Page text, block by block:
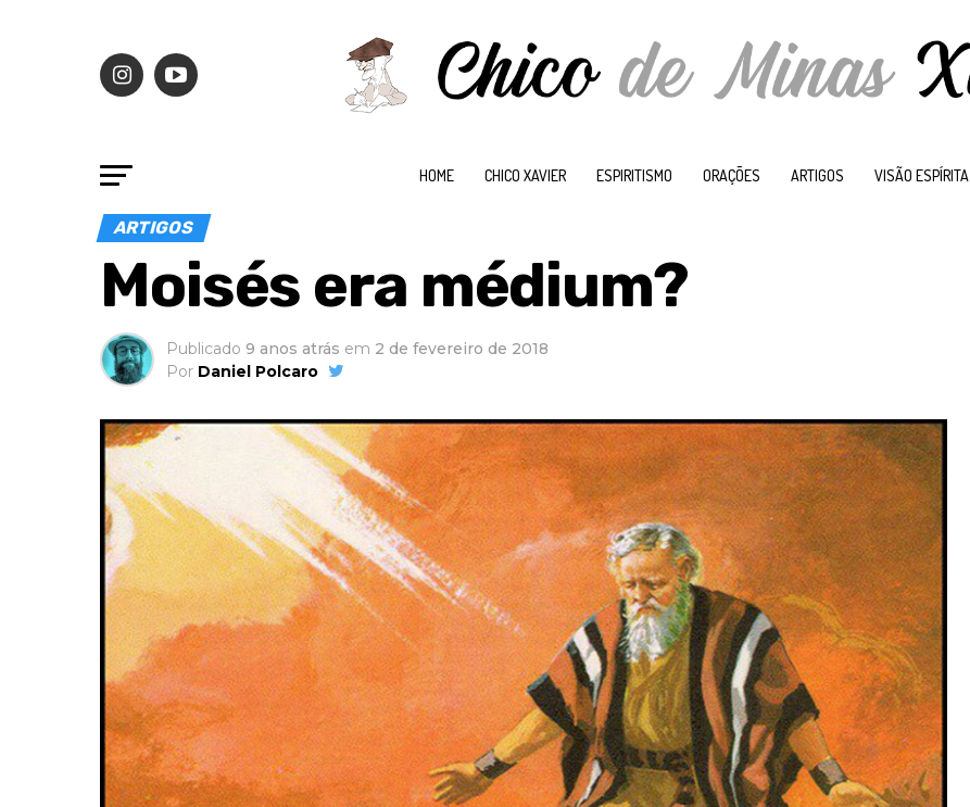
HOME CHICO XAVIER ESPIRITISMO ORAÇÕES ARTIGOS VISÃO ESPÍRITA
ARTIGOS
Moisés era médium?
Publicado 9 anos atrás em 2 de fevereiro de 2018
Por Daniel Polcaro